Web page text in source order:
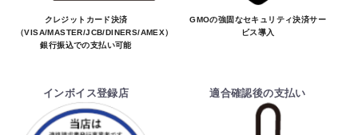
クレジットカード決済
（VISA/MASTER/JCB/DINERS/AMEX）、
銀行振込での支払い可能
GMOの強固なセキュリティ決済サー
ビス導入
インボイス登録店 適合確認後の支払い